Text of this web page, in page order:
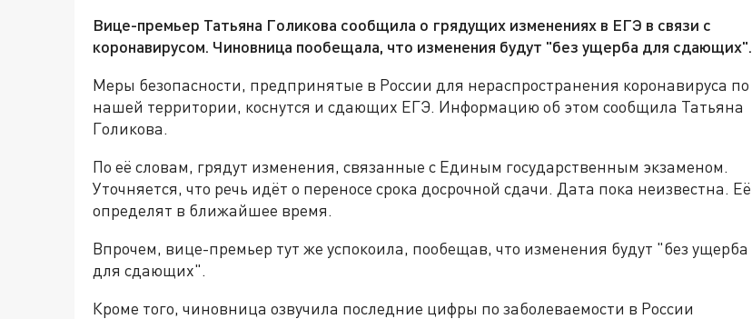
Вице-премьер Татьяна Голикова сообщила о грядущих изменениях в ЕГЭ в связи с
коронавирусом. Чиновница пообещала, что изменения будут "без ущерба для сдающих".
Меры безопасности, предпринятые в России для нераспространения коронавируса по
нашей территории, коснутся и сдающих ЕГЭ. Информацию об этом сообщила Татьяна
Голикова.
По её словам, грядут изменения, связанные с Единым государственным экзаменом.
Уточняется, что речь идёт о переносе срока досрочной сдачи. Дата пока неизвестна. Её
определят в ближайшее время.
Впрочем, вице-премьер тут же успокоила, пообещав, что изменения будут "без ущерба
для сдающих".
Кроме того, чиновница озвучила последние цифры по заболеваемости в России